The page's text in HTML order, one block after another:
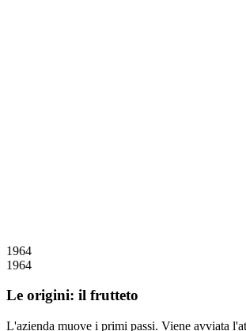
1964
1964
Le origini: il frutteto
L'azienda muove i primi passi. Viene avviata